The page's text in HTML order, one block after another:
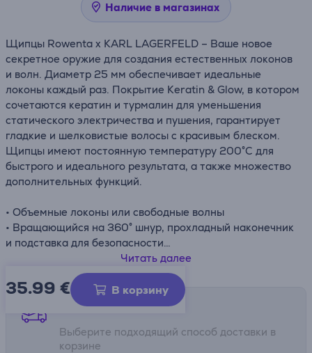
Наличие в магазинах
Щипцы Rowenta x KARL LAGERFELD – Ваше новое
секретное оружие для создания естественных локонов
и волн. Диаметр 25 мм обеспечивает идеальные
локоны каждый раз. Покрытие Keratin & Glow, в котором
сочетаются кератин и турмалин для уменьшения
статического электричества и пушения, гарантирует
гладкие и шелковистые волосы с красивым блеском.
Щипцы имеют постоянную температуру 200°C для
быстрого и идеального результата, а также множество
дополнительных функций.
• Объемные локоны или свободные волны
• Вращающийся на 360° шнур, прохладный наконечник
и подставка для безопасности
• Элегантный, минималистичный дизайн со стильными
элементами от KARL LAGERFELD
• Ремонтопригодность в течение 10 лет – низкая
стоимость, быстрая доставка из 6500 ремонтных
центров по всему миру, как часть приверженности
компании защите окружающей среды и сокращению
Читать далее
35.99 € В корзину
Способы доставки
Выберите подходящий способ доставки в
корзине